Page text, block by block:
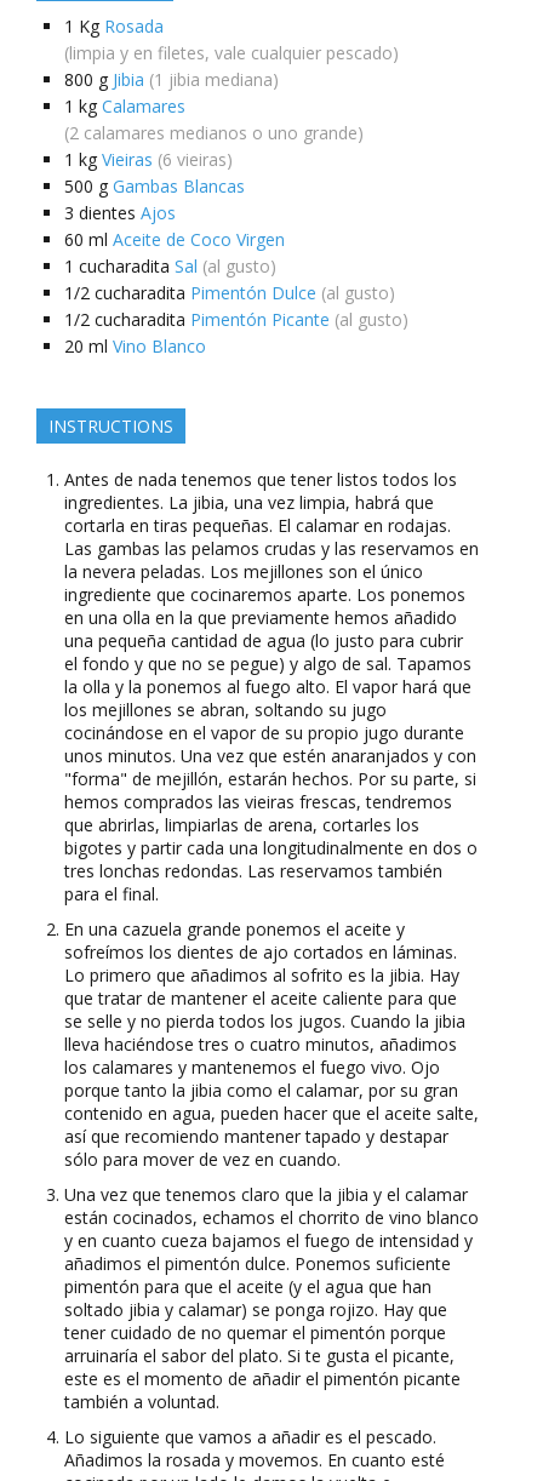
1 Kg Rosada
(limpia y en filetes, vale cualquier pescado)
800 g Jibia (1 jibia mediana)
1 kg Calamares
(2 calamares medianos o uno grande)
1 kg Vieiras (6 vieiras)
500 g Gambas Blancas
3 dientes Ajos
60 ml Aceite de Coco Virgen
1 cucharadita Sal (al gusto)
1/2 cucharadita Pimentón Dulce (al gusto)
1/2 cucharadita Pimentón Picante (al gusto)
20 ml Vino Blanco
INSTRUCTIONS
Antes de nada tenemos que tener listos todos los
ingredientes. La jibia, una vez limpia, habrá que
cortarla en tiras pequeñas. El calamar en rodajas.
Las gambas las pelamos crudas y las reservamos en
la nevera peladas. Los mejillones son el único
ingrediente que cocinaremos aparte. Los ponemos
en una olla en la que previamente hemos añadido
una pequeña cantidad de agua (lo justo para cubrir
el fondo y que no se pegue) y algo de sal. Tapamos
la olla y la ponemos al fuego alto. El vapor hará que
los mejillones se abran, soltando su jugo
cocinándose en el vapor de su propio jugo durante
unos minutos. Una vez que estén anaranjados y con
"forma" de mejillón, estarán hechos. Por su parte, si
hemos comprados las vieiras frescas, tendremos
que abrirlas, limpiarlas de arena, cortarles los
bigotes y partir cada una longitudinalmente en dos o
tres lonchas redondas. Las reservamos también
para el final.
En una cazuela grande ponemos el aceite y
sofreímos los dientes de ajo cortados en láminas.
Lo primero que añadimos al sofrito es la jibia. Hay
que tratar de mantener el aceite caliente para que
se selle y no pierda todos los jugos. Cuando la jibia
lleva haciéndose tres o cuatro minutos, añadimos
los calamares y mantenemos el fuego vivo. Ojo
porque tanto la jibia como el calamar, por su gran
contenido en agua, pueden hacer que el aceite salte,
así que recomiendo mantener tapado y destapar
sólo para mover de vez en cuando.
Una vez que tenemos claro que la jibia y el calamar
están cocinados, echamos el chorrito de vino blanco
y en cuanto cueza bajamos el fuego de intensidad y
añadimos el pimentón dulce. Ponemos suficiente
pimentón para que el aceite (y el agua que han
soltado jibia y calamar) se ponga rojizo. Hay que
tener cuidado de no quemar el pimentón porque
arruinaría el sabor del plato. Si te gusta el picante,
este es el momento de añadir el pimentón picante
también a voluntad.
Lo siguiente que vamos a añadir es el pescado.
Añadimos la rosada y movemos. En cuanto esté